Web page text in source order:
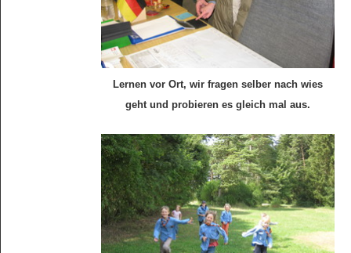
Lernen vor Ort, wir fragen selber nach wies
geht und probieren es gleich mal aus.